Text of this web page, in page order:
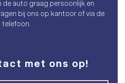
de auto graag persoonlijk en
bij ons op kantoor of via de
telefoon.
met ons op!